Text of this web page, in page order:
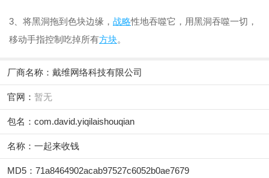
3、将黑洞拖到色块边缘， 战略性地吞噬它，用黑洞吞噬一切，
移动手指控制吃掉所有方块。
厂商名称： 戴维网络科技有限公司
官网： 暂无
包名：com.david.yiqilaishouqian
名称：一起来收钱
MD5：71a8464902acab97527c6052b0ae7679